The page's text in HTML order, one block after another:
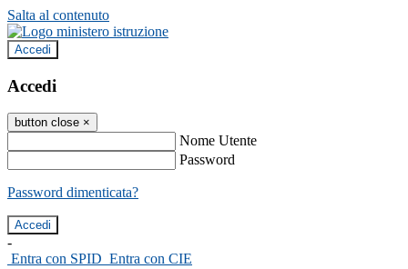
Salta al contenuto
Accedi
Accedi
button close ×
Nome Utente
Password
Password dimenticata?
-
Entra con SPID Entra con CIE